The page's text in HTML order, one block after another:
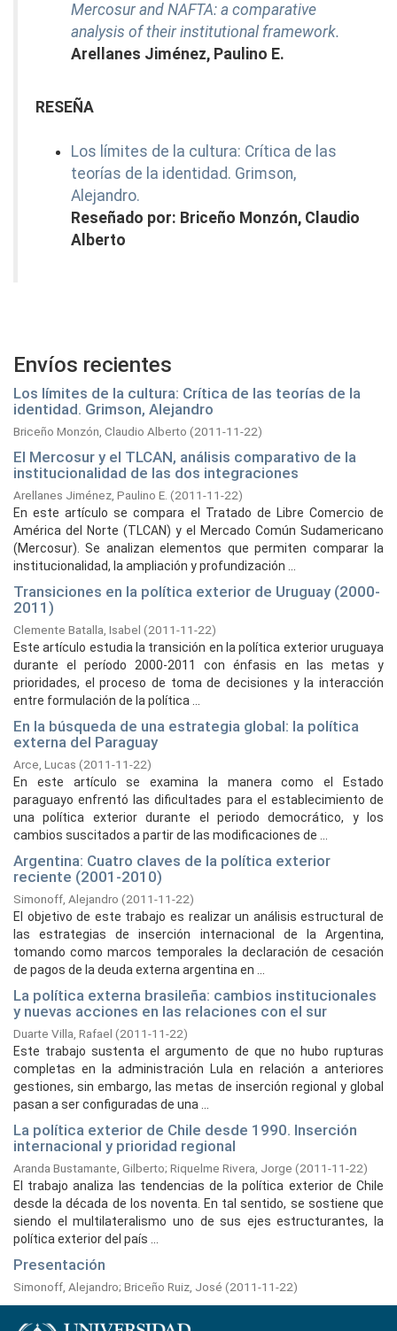
Mercosur and NAFTA: a comparative
analysis of their institutional framework.
Arellanes Jiménez, Paulino E.
RESEÑA
Los límites de la cultura: Crítica de las
teorías de la identidad. Grimson,
Alejandro.
Reseñado por: Briceño Monzón, Claudio
Alberto
Envíos recientes
Los límites de la cultura: Crítica de las teorías de la
identidad. Grimson, Alejandro
Briceño Monzón, Claudio Alberto (2011-11-22)
El Mercosur y el TLCAN, análisis comparativo de la
institucionalidad de las dos integraciones
Arellanes Jiménez, Paulino E. (2011-11-22)
En este artículo se compara el Tratado de Libre Comercio de
América del Norte (TLCAN) y el Mercado Común Sudamericano
(Mercosur). Se analizan elementos que permiten comparar la
institucionalidad, la ampliación y profundización ...
Transiciones en la política exterior de Uruguay (2000-
2011)
Clemente Batalla, Isabel (2011-11-22)
Este artículo estudia la transición en la política exterior uruguaya
durante el período 2000-2011 con énfasis en las metas y
prioridades, el proceso de toma de decisiones y la interacción
entre formulación de la política ...
En la búsqueda de una estrategia global: la política
externa del Paraguay
Arce, Lucas (2011-11-22)
En este artículo se examina la manera como el Estado
paraguayo enfrentó las dificultades para el establecimiento de
una política exterior durante el periodo democrático, y los
cambios suscitados a partir de las modificaciones de ...
Argentina: Cuatro claves de la política exterior
reciente (2001-2010)
Simonoff, Alejandro (2011-11-22)
El objetivo de este trabajo es realizar un análisis estructural de
las estrategias de inserción internacional de la Argentina,
tomando como marcos temporales la declaración de cesación
de pagos de la deuda externa argentina en ...
La política externa brasileña: cambios institucionales
y nuevas acciones en las relaciones con el sur
Duarte Villa, Rafael (2011-11-22)
Este trabajo sustenta el argumento de que no hubo rupturas
completas en la administración Lula en relación a anteriores
gestiones, sin embargo, las metas de inserción regional y global
pasan a ser configuradas de una ...
La política exterior de Chile desde 1990. Inserción
internacional y prioridad regional
Aranda Bustamante, Gilberto; Riquelme Rivera, Jorge (2011-11-22)
El trabajo analiza las tendencias de la política exterior de Chile
desde la década de los noventa. En tal sentido, se sostiene que
siendo el multilateralismo uno de sus ejes estructurantes, la
política exterior del país ...
Presentación
Simonoff, Alejandro; Briceño Ruiz, José (2011-11-22)